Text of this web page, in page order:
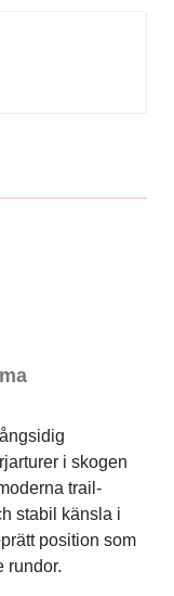
i skogen
trail-
stabil känsla i
position som
rundor.